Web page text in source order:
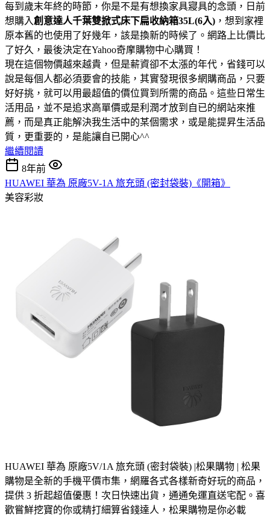
每到歲末年終的時節，你是不是有想換家具寢具的念頭，日前
想購入創意達人千葉雙掀式床下扁收納箱35L(6入) ，想到家裡
原本舊的也使用了好幾年，該是換新的時候了。網路上比價比
了好久，最後決定在Yahoo奇摩購物中心購買！
現在這個物價越來越貴，但是薪資卻不太漲的年代，省錢可以
說是每個人都必須要會的技能，其實發現很多網購商品，只要
好好挑，就可以用最超值的價位買到所需的商品。這些日常生
活用品，並不是追求高單價或是利潤才放到自已的網站來推
薦，而是真正能解決我生活中的某個需求，或是能提昇生活品
質，更重要的，是能讓自已開心^^
繼續閱讀
8年前
HUAWEI 華為 原廠5V-1A 旅充頭 (密封袋裝)《開箱》
美容彩妝
HUAWEI 華為 原廠5V/1A 旅充頭 (密封袋裝) |松果購物 | 松果
購物是全新的手機平價市集，網羅各式各樣新奇好玩的商品，
提供 3 折起超值優惠！次日快速出貨，通通免運直送宅配。喜
歡嘗鮮挖寶的你或精打細算省錢達人，松果購物是你必載